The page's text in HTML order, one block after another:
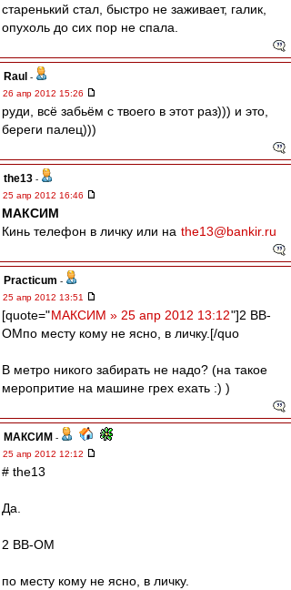
старенький стал, быстро не заживает, галик,
опухоль до сих пор не спала.
Raul -
26 апр 2012 15:26
руди, всё забьём с твоего в этот раз))) и это,
береги палец)))
the13 -
25 апр 2012 16:46
МАКСИМ
Кинь телефон в личку или на the13@bankir.ru
Practicum -
25 апр 2012 13:51
[quote="МАКСИМ » 25 апр 2012 13:12"]2 ВВ-
ОМпо месту кому не ясно, в личку.[/quo
В метро никого забирать не надо? (на такое
меропритие на машине грех ехать :) )
МАКСИМ -
25 апр 2012 12:12
# the13
Да.
2 ВВ-ОМ
по месту кому не ясно, в личку.